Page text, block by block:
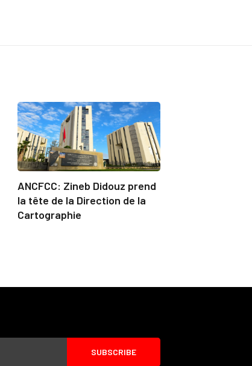
ANCFCC: Zineb Didouz prend
la tête de la Direction de la
Cartographie